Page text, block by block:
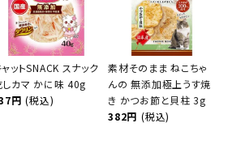
ャットSNACK スナック
しカマ かに味 40g
円 (税込)
素材そのまま ねこちゃ
んの 無添加極上うす焼
き かつお節と貝柱 3g
382円 (税込)